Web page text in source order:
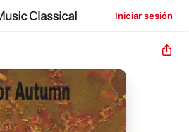
Iniciar sesión